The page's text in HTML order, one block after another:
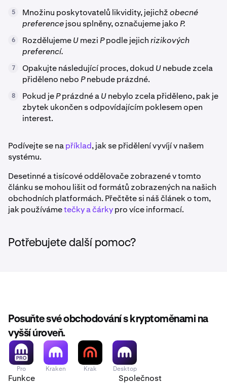
5 Množinu poskytovatelů likvidity, jejichžobecné
preferencejsou splněny, označujeme jakoP.
6 RozdělujemeUmeziPpodle jejichrizikových
preferencí.
7 Opakujte následující proces, dokud Unebude zcela
přiděleno neboPnebude prázdné.
8 Pokud jePprázdné aUnebylo zcela přiděleno, pak je
zbytek ukončen s odpovídajícím poklesem open
interest.
Podívejte se například, jak se přidělení vyvíjí v našem
systému.
Desetinné a tisícové oddělovače zobrazené v tomto
článku se mohou lišit od formátů zobrazených na našich
obchodních platformách. Přečtěte si náš článek o tom,
jak používámetečky a čárkypro více informací.
Potřebujete další pomoc?
Posuňte své obchodování s kryptoměnami na
vyšší úroveň.
Pro Kraken Krak Desktop
Funkce Společnost